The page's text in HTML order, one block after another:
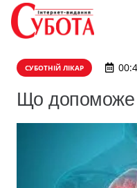
СУБОТНІЙ ЛІКАР
Що допоможе